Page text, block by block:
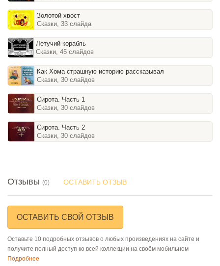
Золотой хвост
Сказки, 33 слайда
Летучий корабль
Сказки, 45 слайдов
Как Хома страшную историю рассказывал
Сказки, 30 слайдов
Сирота. Часть 1
Сказки, 30 слайдов
Сирота. Часть 2
Сказки, 30 слайдов
Отзывы (0) ОСТАВИТЬ ОТЗЫВ
ОСТАВИТЬ СВОЙ ОТЗЫВ
Оставьте 10 подробных отзывов о любых произведениях на сайте и
получите полный доступ ко всей коллекции на своём мобильном
Подробнее